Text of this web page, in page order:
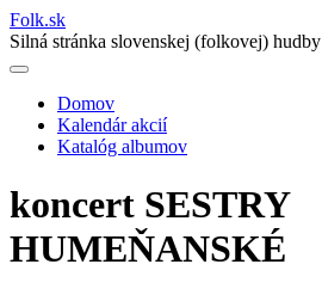
Folk.sk
Silná stránka slovenskej (folkovej) hudby
Main
navigation
Domov
Kalendár akcií
Katalóg albumov
koncert SESTRY
HUMEŇANSKÉ